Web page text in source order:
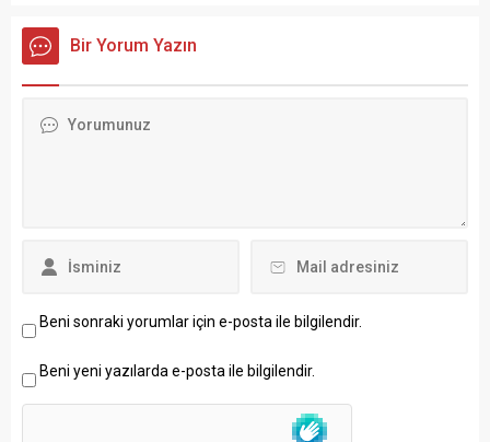
Bir Yorum Yazın
Beni sonraki yorumlar için e-posta ile bilgilendir.
Beni yeni yazılarda e-posta ile bilgilendir.